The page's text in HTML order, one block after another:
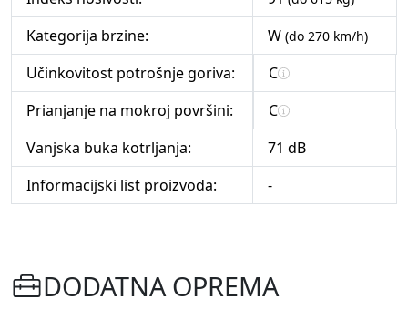
Kategorija brzine: W (do 270 km/h)
Učinkovitost potrošnje goriva:
C
Prianjanje na mokroj površini:
C
Vanjska buka kotrljanja:
71 dB
Informacijski list proizvoda:
-
DODATNA OPREMA